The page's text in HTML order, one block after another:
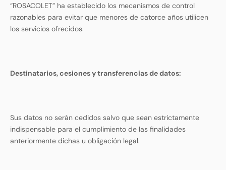
“ROSACOLET” ha establecido los mecanismos de control
razonables para evitar que menores de catorce años utilicen
los servicios ofrecidos.
Destinatarios, cesiones y transferencias de datos:
Sus datos no serán cedidos salvo que sean estrictamente
indispensable para el cumplimiento de las finalidades
anteriormente dichas u obligación legal.